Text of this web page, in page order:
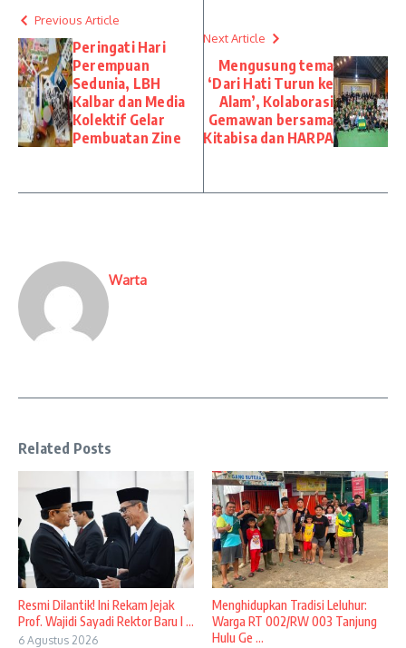
Previous Article
Peringati Hari
Perempuan
Sedunia, LBH
Kalbar dan Media
Kolektif Gelar
Pembuatan Zine
Next Article
Mengusung tema
‘Dari Hati Turun ke
Alam’, Kolaborasi
Gemawan bersama
Kitabisa dan HARPA
Warta
Related Posts
Resmi Dilantik! Ini Rekam Jejak
Prof. Wajidi Sayadi Rektor Baru I ...
6 Agustus 2026
Menghidupkan Tradisi Leluhur:
Warga RT 002/RW 003 Tanjung
Hulu Ge ...